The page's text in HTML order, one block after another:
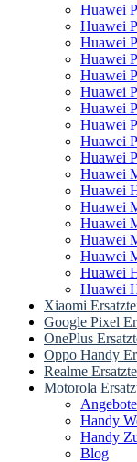
Huawei
Huawei
Huawei
Huawei
Huawei
Huawei
Huawei
Huawei
Huawei
Huawei
Huawei
Huawei
Huawei
Huawei
Huawei
Huawei
Huawei
Huawei
Xiaomi
Google Pixel
OnePlus
Oppo Handy
Realme
Motorola
Angebote
Handy
Handy
Blog